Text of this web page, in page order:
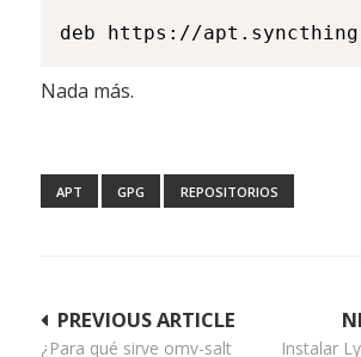
deb https://
Nada más.
APT GPG REPOSITORIOS
Navegación
Instalar
PREVIOUS ARTICLE
¿Para qué sirve omv-salt